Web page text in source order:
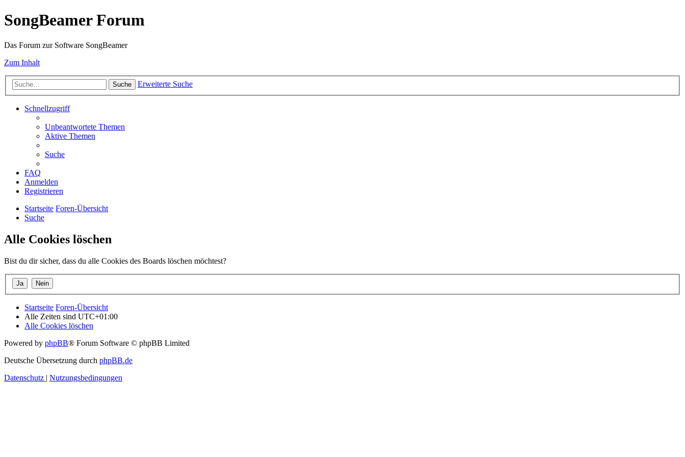
SongBeamer Forum
Das Forum zur Software SongBeamer
Zum Inhalt
Suche Erweiterte Suche
Schnellzugriff
Unbeantwortete Themen
Aktive Themen
Suche
FAQ
Anmelden
Registrieren
Startseite Foren-Übersicht
Suche
Alle Cookies löschen
Bist du dir sicher, dass du alle Cookies des Boards löschen möchtest?
Startseite Foren-Übersicht
Alle Zeiten sind UTC+01:00
Alle Cookies löschen
Powered by phpBB® Forum Software © phpBB Limited
Deutsche Übersetzung durch phpBB.de
Datenschutz | Nutzungsbedingungen